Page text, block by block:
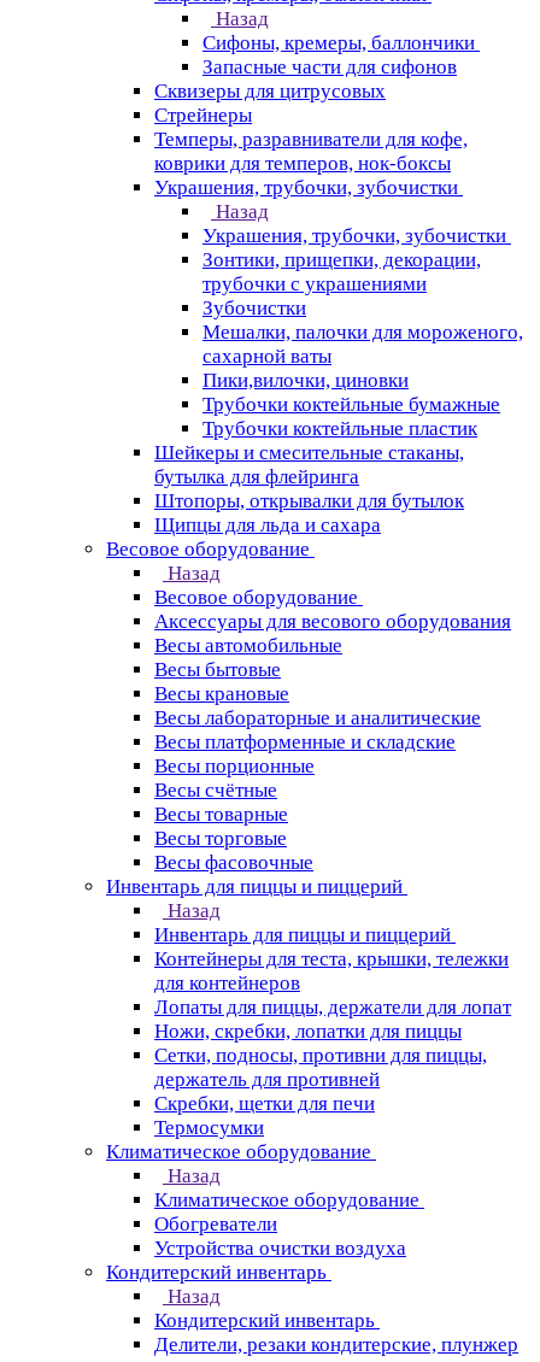
Назад
Сифоны, кремеры, баллончики
Запасные части для сифонов
Сквизеры для цитрусовых
Стрейнеры
Темперы, разравниватели для кофе,
коврики для темперов, нок-боксы
Украшения, трубочки, зубочистки
Назад
Украшения, трубочки, зубочистки
Зонтики, прищепки, декорации,
трубочки с украшениями
Зубочистки
Мешалки, палочки для мороженого,
сахарной ваты
Пики,вилочки, циновки
Трубочки коктейльные бумажные
Трубочки коктейльные пластик
Шейкеры и смесительные стаканы,
бутылка для флейринга
Штопоры, открывалки для бутылок
Щипцы для льда и сахара
Весовое оборудование
Назад
Весовое оборудование
Аксессуары для весового оборудования
Весы автомобильные
Весы бытовые
Весы крановые
Весы лабораторные и аналитические
Весы платформенные и складские
Весы порционные
Весы счётные
Весы товарные
Весы торговые
Весы фасовочные
Инвентарь для пиццы и пиццерий
Назад
Инвентарь для пиццы и пиццерий
Контейнеры для теста, крышки, тележки
для контейнеров
Лопаты для пиццы, держатели для лопат
Ножи, скребки, лопатки для пиццы
Сетки, подносы, противни для пиццы,
держатель для противней
Скребки, щетки для печи
Термосумки
Климатическое оборудование
Назад
Климатическое оборудование
Обогреватели
Устройства очистки воздуха
Кондитерский инвентарь
Назад
Кондитерский инвентарь
Делители, резаки кондитерские, плунжер